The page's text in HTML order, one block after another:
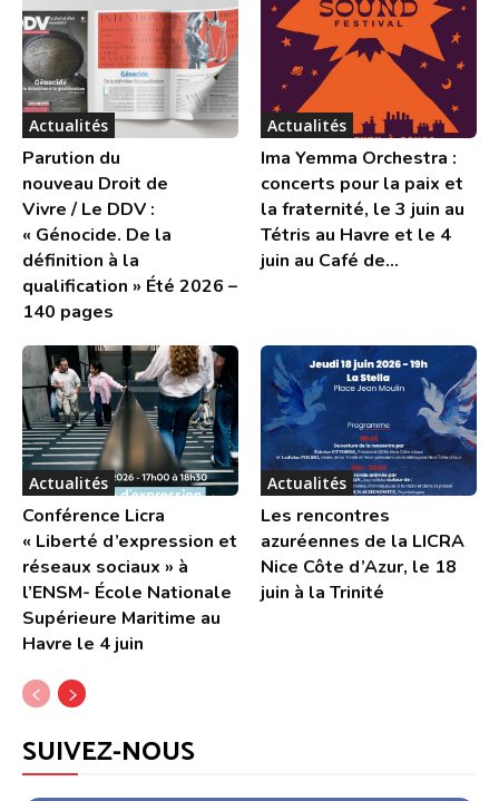
Actualités
Parution du
nouveau Droit de
Vivre / Le DDV :
« Génocide. De la
définition à la
qualification » Été 2026 –
140 pages
Actualités
Ima Yemma Orchestra :
concerts pour la paix et
la fraternité, le 3 juin au
Tétris au Havre et le 4
juin au Café de...
Actualités
Conférence Licra
« Liberté d’expression et
réseaux sociaux » à
l’ENSM- École Nationale
Supérieure Maritime au
Havre le 4 juin
Actualités
Les rencontres
azuréennes de la LICRA
Nice Côte d’Azur, le 18
juin à la Trinité
SUIVEZ-NOUS